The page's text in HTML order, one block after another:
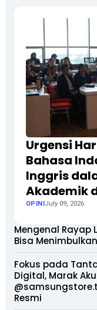
Urgensi
Bahasa
Inggris
Akademik
OPINI July 09, 2026
Mengenal Rayap
Bisa
Fokus pada
Digital, Marak
Resmi